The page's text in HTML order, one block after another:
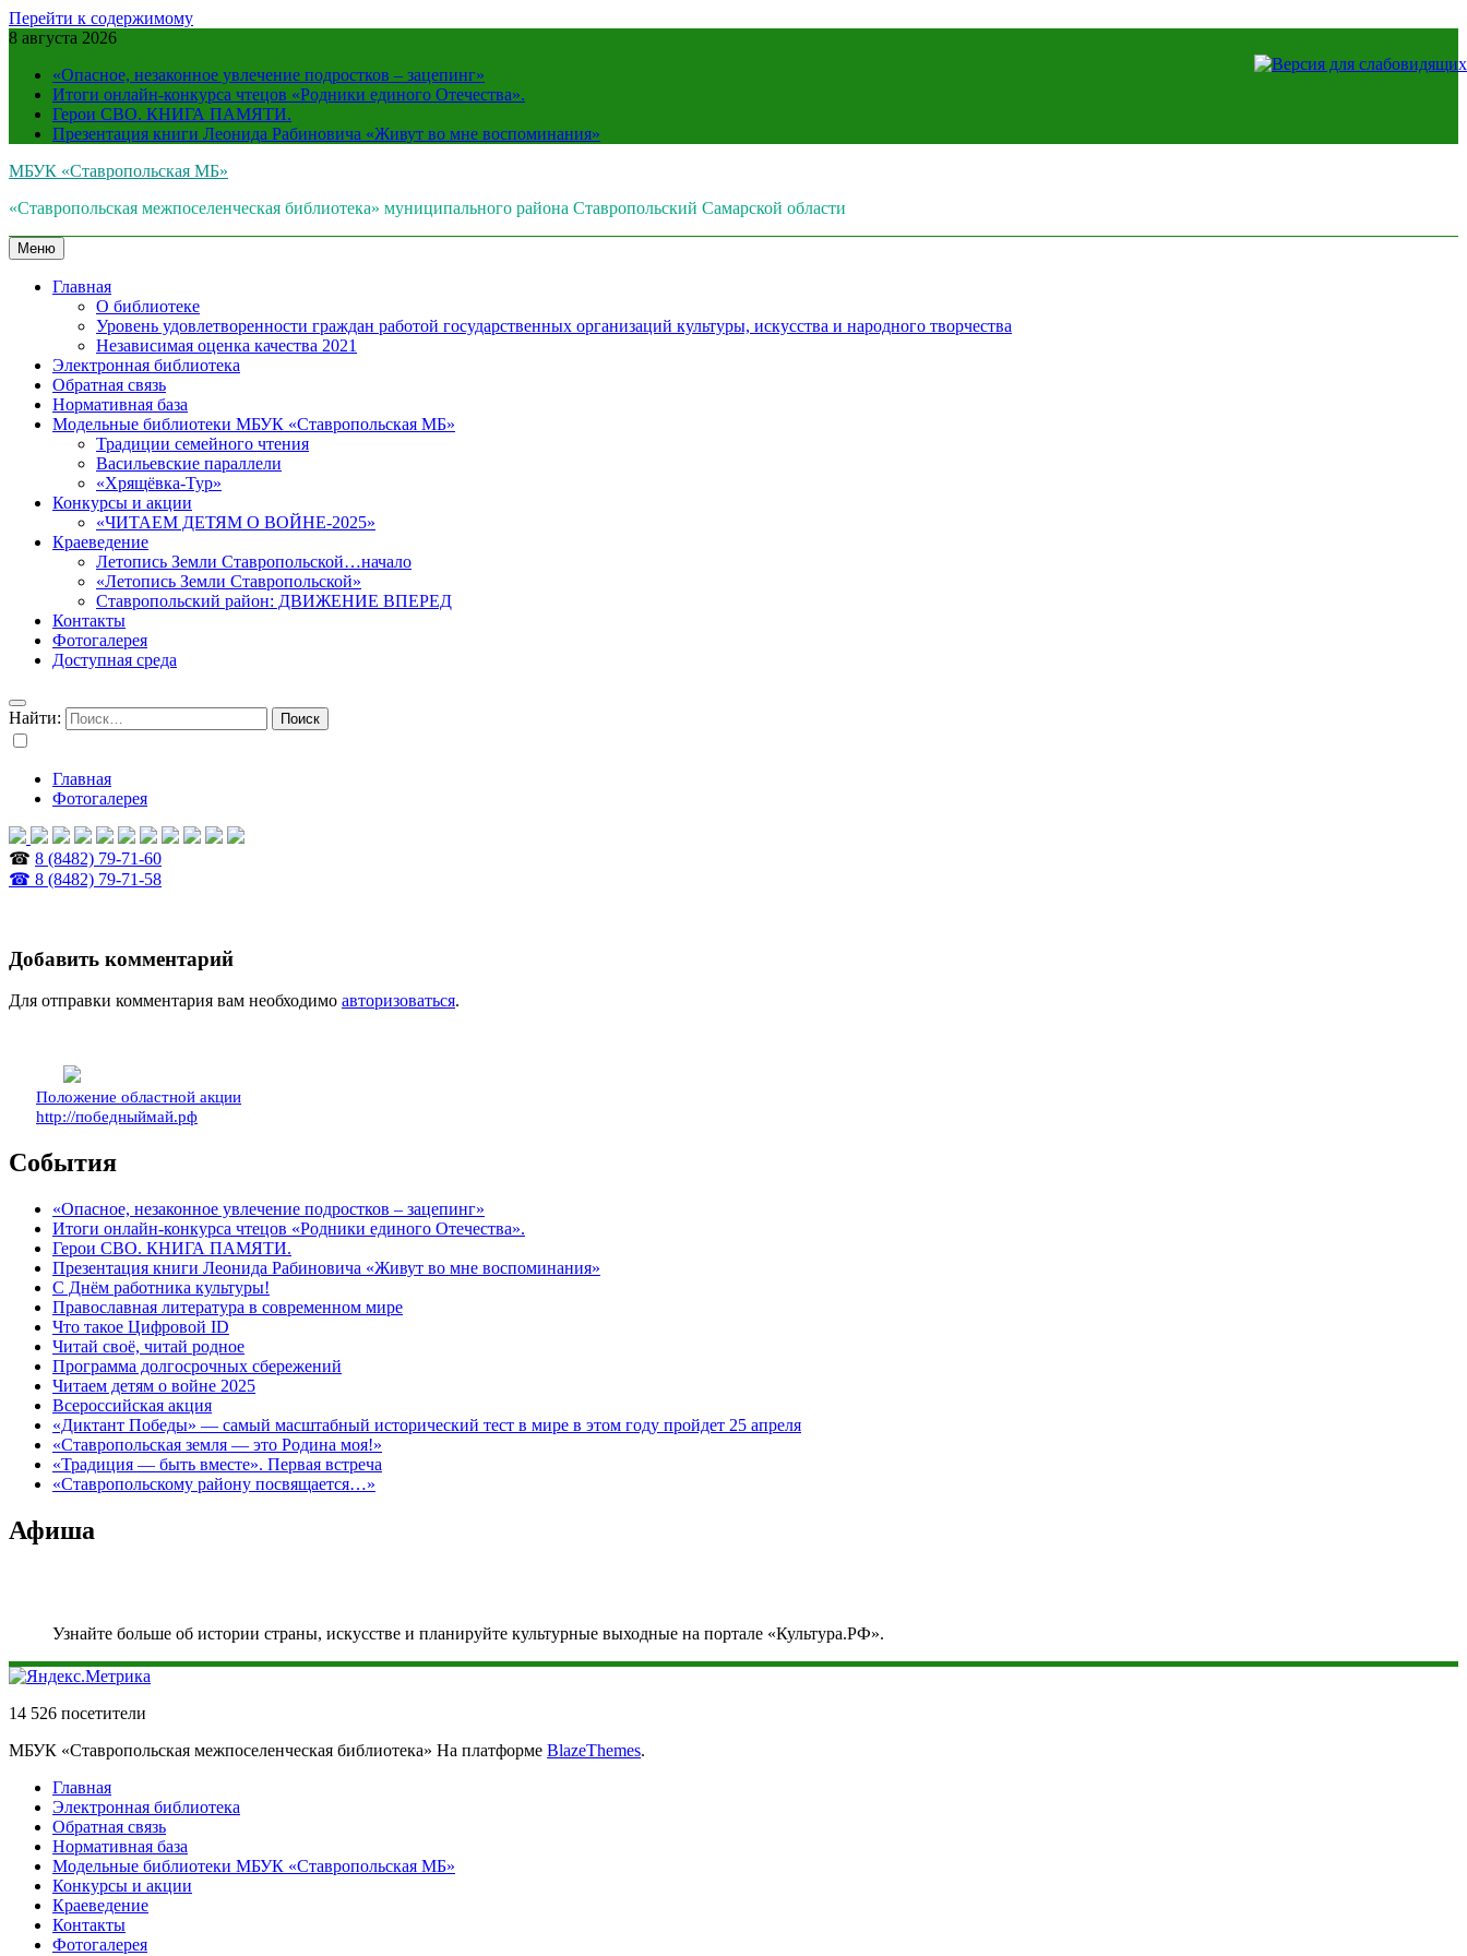
Перейти к содержимому
8 августа 2026
«Опасное, незаконное увлечение подростков – зацепинг»
Итоги онлайн-конкурса чтецов «Родники единого Отечества».
Герои СВО. КНИГА ПАМЯТИ.
Презентация книги Леонида Рабиновича «Живут во мне воспоминания»
МБУК «Ставропольская МБ»
«Ставропольская межпоселенческая библиотека» муниципального района Ставропольский Самарской области
Меню
Главная
О библиотеке
Уровень удовлетворенности граждан работой государственных организаций культуры, искусства и народного творчества
Независимая оценка качества 2021
Электронная библиотека
Обратная связь
Нормативная база
Модельные библиотеки МБУК «Ставропольская МБ»
Традиции семейного чтения
Васильевские параллели
«Хрящёвка-Тур»
Конкурсы и акции
«ЧИТАЕМ ДЕТЯМ О ВОЙНЕ-2025»
Краеведение
Летопись Земли Ставропольской…начало
«Летопись Земли Ставропольской»
Ставропольский район: ДВИЖЕНИЕ ВПЕРЕД
Контакты
Фотогалерея
Доступная среда
Найти:
Главная
Фотогалерея
☎ 8 (8482) 79-71-60
☎ 8 (8482) 79-71-58
Добавить комментарий
Для отправки комментария вам необходимо авторизоваться.
Положение областной акции
http://победныймай.рф
События
«Опасное, незаконное увлечение подростков – зацепинг»
Итоги онлайн-конкурса чтецов «Родники единого Отечества».
Герои СВО. КНИГА ПАМЯТИ.
Презентация книги Леонида Рабиновича «Живут во мне воспоминания»
С Днём работника культуры!
Православная литература в современном мире
Что такое Цифровой ID
Читай своё, читай родное
Программа долгосрочных сбережений
Читаем детям о войне 2025
Всероссийская акция
«Диктант Победы» — самый масштабный исторический тест в мире в этом году пройдет 25 апреля
«Ставропольская земля — это Родина моя!»
«Традиция — быть вместе». Первая встреча
«Ставропольскому району посвящается…»
Афиша
Узнайте больше об истории страны, искусстве и планируйте культурные выходные на портале «Культура.РФ».
14 526 посетители
МБУК «Ставропольская межпоселенческая библиотека» На платформе BlazeThemes.
Главная
Электронная библиотека
Обратная связь
Нормативная база
Модельные библиотеки МБУК «Ставропольская МБ»
Конкурсы и акции
Краеведение
Контакты
Фотогалерея